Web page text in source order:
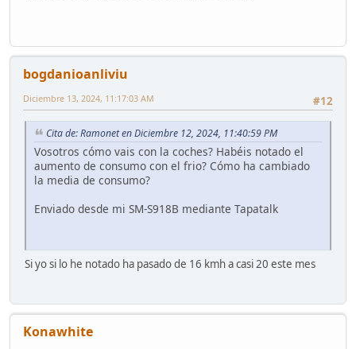
bogdanioanliviu
#12
Diciembre 13, 2024, 11:17:03 AM
Cita de: Ramonet en Diciembre 12, 2024, 11:40:59 PM
Vosotros cómo vais con la coches? Habéis notado el
aumento de consumo con el frio? Cómo ha cambiado
la media de consumo?
Enviado desde mi SM-S918B mediante Tapatalk
Si yo si lo he notado ha pasado de 16 kmh a casi 20 este mes
Konawhite